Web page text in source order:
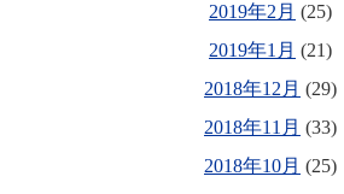
2019年2月 (25)
2019年1月 (21)
2018年12月 (29)
2018年11月 (33)
2018年10月 (25)